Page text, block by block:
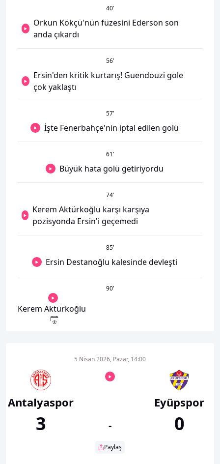
40’
Orkun Kökçü'nün füzesini Ederson son
anda çıkardı
56’
Ersin'den kritik kurtarış! Guendouzi gole
çok yaklaştı
57’
İşte Fenerbahçe'nin iptal edilen golü
61’
Büyük hata golü getiriyordu
74’
Kerem Aktürkoğlu karşı karşıya
pozisyonda Ersin'i geçemedi
85’
Ersin Destanoğlu kalesinde devleşti
90’
Kerem Aktürkoğlu
Antalyaspor
3
5 Nisan 2026, Pazar, 14:00
-
Paylaş
Eyüpspor
0